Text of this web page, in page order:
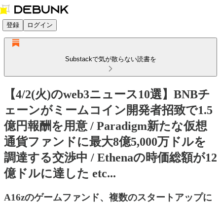
登録 ログイン
Substackで気が散らない読書を
【4/2(火)のweb3ニュース10選】BNBチ
ェーンがミームコイン開発者招致で1.5
億円報酬を用意 / Paradigm新たな仮想
通貨ファンドに最大8億5,000万ドルを
調達する交渉中 / Ethenaの時価総額が12
億ドルに達した etc...
A16zのゲームファンド、複数のスタートアップに